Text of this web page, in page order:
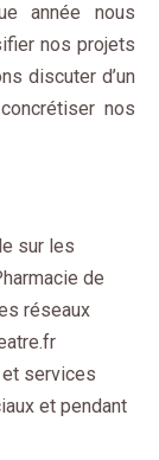
année nous
nos projets
discuter d’un
nos
sur les
de
réseaux
services
et pendant